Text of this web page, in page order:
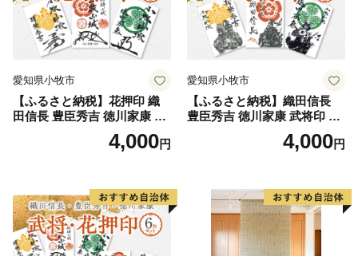
愛知県小牧市
【ふるさと納税】花押印 織
田信長 豊臣秀吉 徳川家康 3
枚 セット 戦国 武将 小牧山城
墨絵 龍画師 書道アーティス
牧市 お取り寄せ 送料無料
4,000円
愛知県小牧市
【ふるさと納税】織田信長
豊臣秀吉 徳川家康 武将印 3
枚 セット イラスト 戦国 武将
小牧山城 墨絵 龍画師 書道ア
愛知県 小牧市 お取り寄せ 送
4,000円